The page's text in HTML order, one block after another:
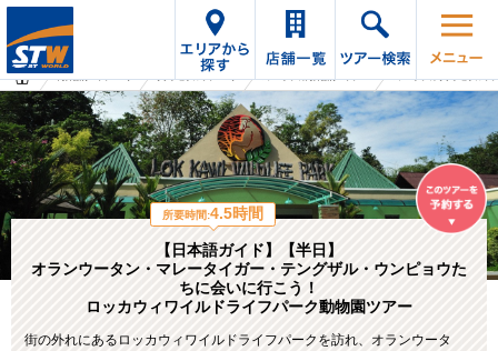
【日本語ガイド】【半日】
オランウータン・マレータイガー・テングザル・ウンピョウた
ちに会いに行こう！
ロッカウィワイルドライフパーク動物園ツアー
街の外れにあるロッカウィワイルドライフパークを訪れ、オランウータ
所要時間:4.5時間